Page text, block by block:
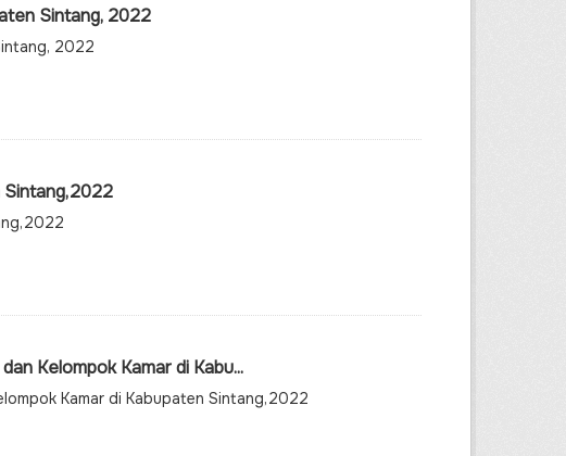
Sintang, 2022
2022
Sintang,2022
Kelompok Kamar di Kabu...
Kamar di Kabupaten Sintang,2022